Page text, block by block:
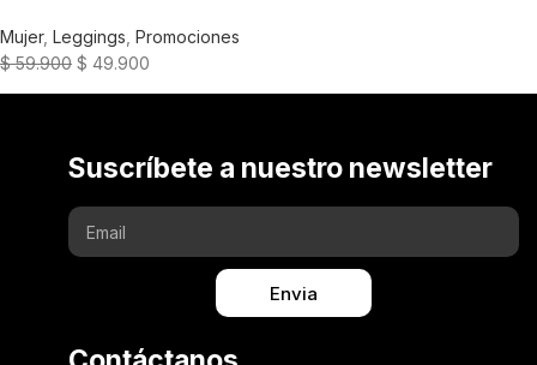
Mujer, Leggings Promociones
$59.900 $ 49.900
Suscríbete a nuestro newsletter
Envia